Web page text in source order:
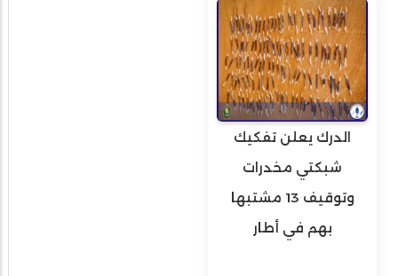
الدرك يعلن تفكيك
شبكتي مخدرات
وتوقيف 13 مشتبها
بهم في أطار